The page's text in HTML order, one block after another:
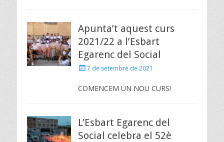
Apunta’t aquest curs
2021/22 a l’Esbart
Egarenc del Social
Posted
7 de setembre de 2021
COMENCEM UN NOU CURS!
L’Esbart Egarenc del
Social celebra el 52è